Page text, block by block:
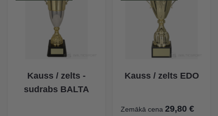
Kauss / zelts -
sudrabs BALTA
Kauss / zelts EDO
Zemākā cena 29,80 €